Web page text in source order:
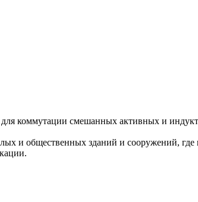
коммутации смешанных активных и
и общественных зданий и сооружений,